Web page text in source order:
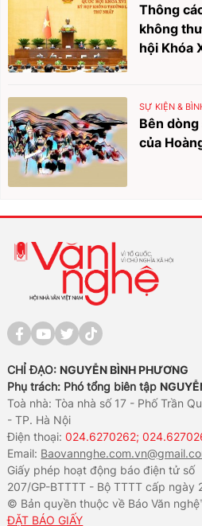
Thông
không
hội Khóa
SỰ KIỆN &
Bên
của
CHỈ ĐẠO: NGUYỄN BÌNH PHƯƠNG
Phụ trách: Phó tổng biên tập
Toà nhà: Tòa nhà số 17 - Phố Trần
- TP. Hà Nội
Điện thoại:024.6270262;
Email:
Giấy phép hoạt động báo điện tử số
207/GP-BTTTT - Bộ TTTT cấp ngày
© Bản quyền thuộc về Báo Văn
ĐẶT BÁO GIẤY